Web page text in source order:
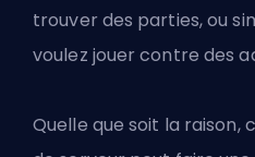
trouver des parties, ou
voulez jouer contre des
Quelle que soit la raison,